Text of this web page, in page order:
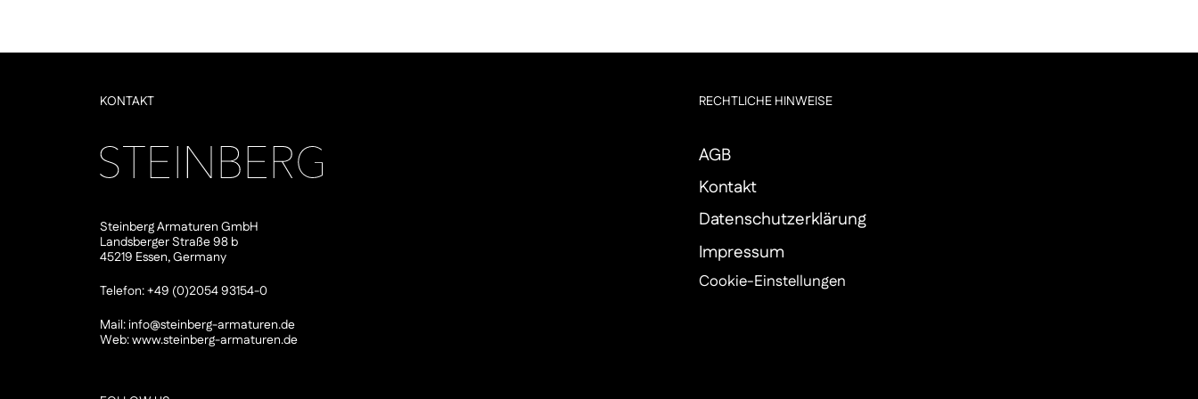
KONTAKT
Steinberg Armaturen GmbH
Landsberger Straße 98 b
45219 Essen, Germany
Telefon: +49 (0)2054 93154-0
Mail:info@steinberg-armaturen.de
Web:www.steinberg-armaturen.de
RECHTLICHE HINWEISE
AGB
Kontakt
Datenschutzerklärung
Impressum
Cookie-Einstellungen